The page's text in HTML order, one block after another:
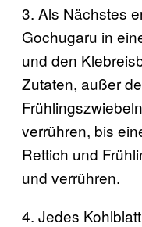
3. Als Nächstes
Gochugaru in
und den
Zutaten, außer
verrühren, bis
Rettich und
und verrühren.
4. Jedes